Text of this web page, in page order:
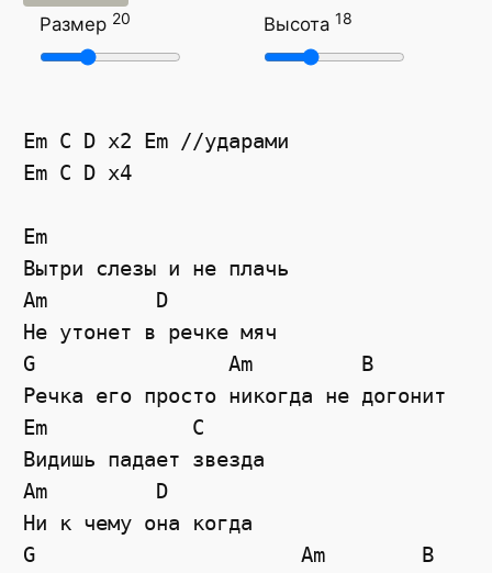
Размер 20 Высота 18
Em C D x2 Em //ударами
Em C D x4
Em
Вытри слезы и не плачь
Am
D
Не утонет в речке мяч
G
Am
B
Речка его просто никогда не догонит
Em
C
Видишь падает звезда
Am
D
Ни к чему она когда
G
Am
B